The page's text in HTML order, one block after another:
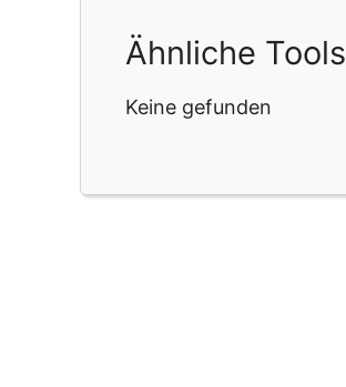
Ähnliche Tools
Keine gefunden